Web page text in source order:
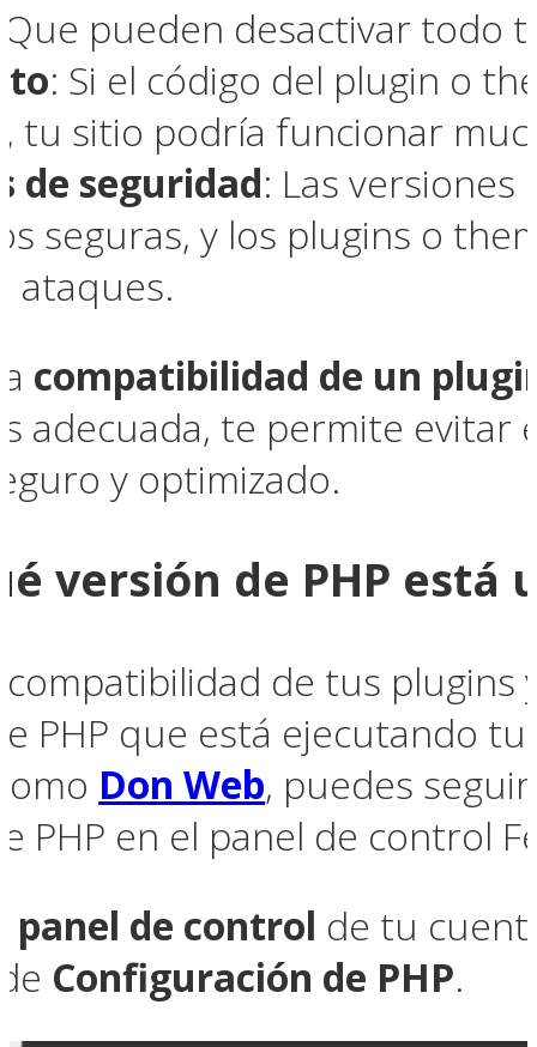
pueden desactivar todo
: Si el código del plugin o
tu sitio podría funcionar
de seguridad: Las versiones
seguras, y los plugins o
ataques.
compatibilidad de un
adecuada, te permite evitar
y optimizado.
versión de PHP
de tus plugins
PHP que está ejecutando
Don Web, puedes
PHP en el panel de control
panel de control de tu
Configuración de PHP.